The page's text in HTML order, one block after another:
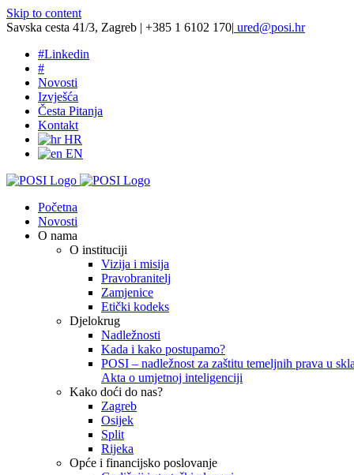
Skip to content
Savska cesta 41/3, Zagreb | +385 1 6102 170| ured@posi.hr
#Linkedin
#
Novosti
Izvješća
Česta Pitanja
Kontakt
HR
EN
Početna
Novosti
O nama
O instituciji
Vizija i misija
Pravobranitelj
Zamjenice
Etički kodeks
Djelokrug
Nadležnosti
Kada i kako postupamo?
POSI – nadležnost za zaštitu temeljnih prava u
Akta o umjetnoj inteligenciji
Kako doći do nas?
Zagreb
Osijek
Split
Rijeka
Opće i financijsko poslovanje